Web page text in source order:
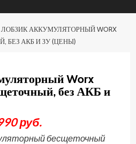
ЛОБЗИК АККУМУЛЯТОРНЫЙ WORX
БЕЗ АКБ И ЗУ (ЦЕНЫ)
Worx
без АКБ и
руб.
бесщеточный